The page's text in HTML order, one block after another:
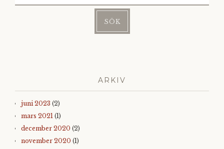
ARKIV
juni 2023 (2)
mars 2021 (1)
december 2020 (2)
november 2020 (1)